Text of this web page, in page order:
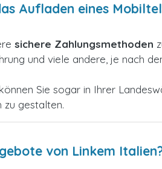
Aufladen eines
sichere Zahlungsmethoden
und viele andere, je nach
Sie sogar in Ihrer
zu gestalten.
von Linkem